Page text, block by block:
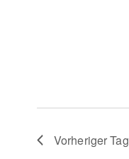
Vorheriger Tag